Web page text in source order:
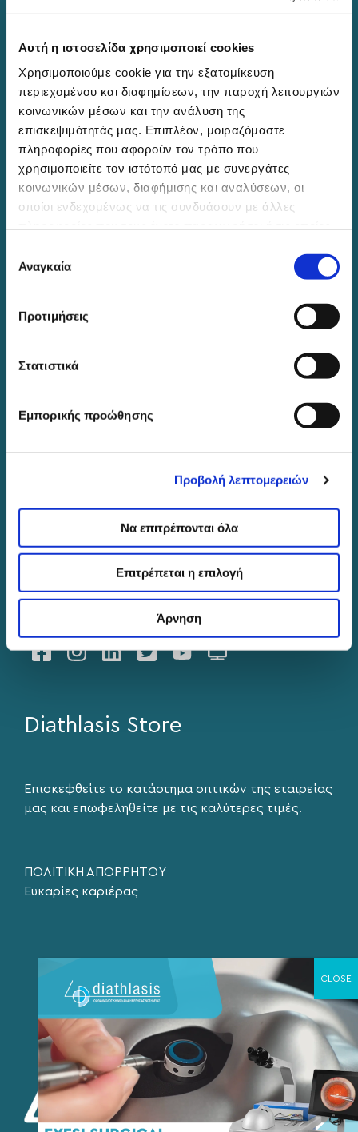
Αυτή η ιστοσελίδα χρησιμοποιεί cookies
Χρησιμοποιούμε cookie για την εξατομίκευση
περιεχομένου και διαφημίσεων, την παροχή λειτουργιών
κοινωνικών μέσων και την ανάλυση της
επισκεψιμότητάς μας. Επιπλέον, μοιραζόμαστε
πληροφορίες που αφορούν τον τρόπο που
χρησιμοποιείτε τον ιστότοπό μας με συνεργάτες
κοινωνικών μέσων, διαφήμισης και αναλύσεων, οι
οποίοι ενδεχομένως να τις συνδυάσουν με άλλες
των υπηρεσιών τους.
συγκατάθεσης
Αναγκαία
Προτιμήσεις
Στατιστικά
Εμπορικής προώθησης
Προβολή λεπτομερειών
Να επιτρέπονται όλα
Επιτρέπεται η επιλογή
Άρνηση
Ελληνική Εταιρεία Ενδοφακών και Διαθλαστικής
European Society of Cataract and Refractive
Surgery
American Society of Cataract and Refractive
Surgery
American Academy of Ophthalmology
Η Οφθαλμολογική Μονάδα Ημερήσιας Νοσηλίας
Παρασκευή, 9:00 – 21:00, με διαρκή γραμματειακή
Βρείτε μας στα social media
Diathlasis Store
Επισκεφθείτε το κατάστημα οπτικών της εταιρείας
μας και επωφεληθείτε με τις καλύτερες τιμές.
ΠΟΛΙΤΙΚΗ ΑΠΟΡΡΗΤΟΥ
Ευκαρίες καριέρας